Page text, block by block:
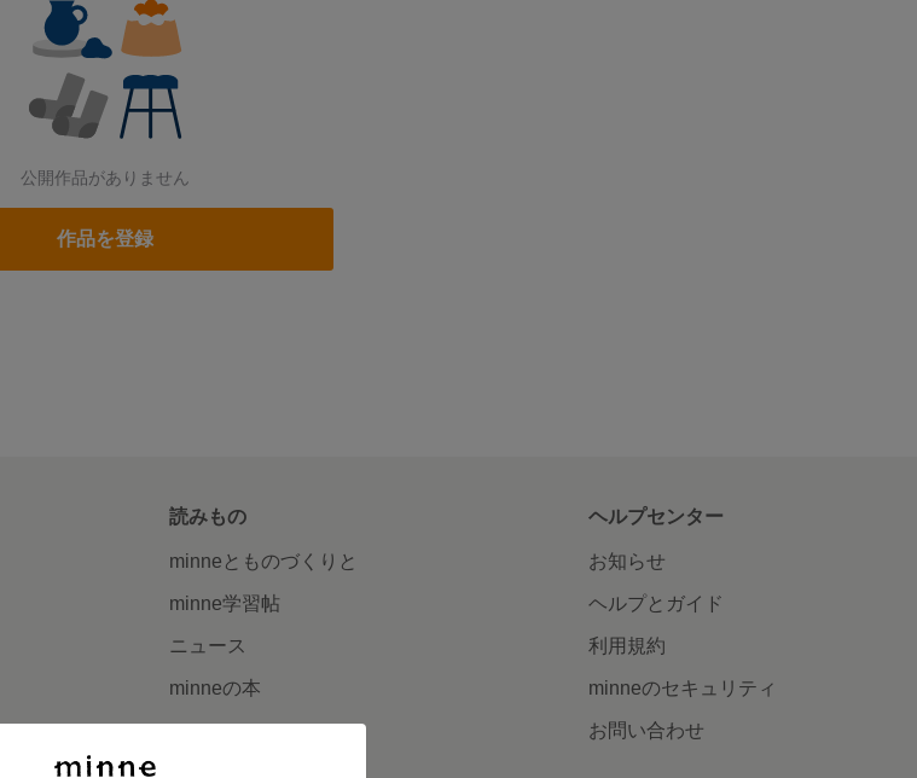
公開作品がありません
作品を登録
読みもの
minneとものづくりと
minne学習帖
ニュース
minneの本
ヘルプセンター
お知らせ
ヘルプとガイド
利用規約
minneのセキュリティ
お問い合わせ